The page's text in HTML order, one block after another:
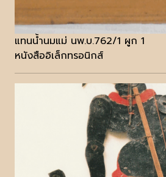
แทนน้ำนมแม่ นพ.บ.762/1 ผูก 1
หนังสืออิเล็กทรอนิกส์